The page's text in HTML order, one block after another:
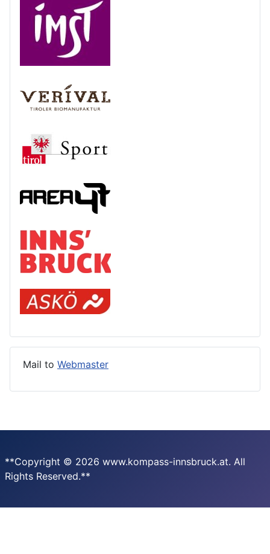
Mail to Webmaster
**Copyright © 2026 www.kompass-innsbruck.at. All
Rights Reserved.**